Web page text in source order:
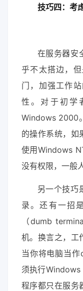
技巧四：考
在服务器安
乎不太搭边，
门，加强工作
性。对于初学
Windows 2000
的操作系统，
使用Windows
没有权限，一般
另一个技巧
录。还有一招
（dumb
机。换言之，工
当你将电脑当
须执行Windows
程序都只在服务